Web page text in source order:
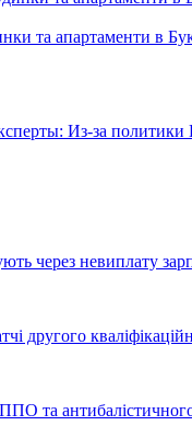
та апартаменти в
Из-за политики
через невиплату
другого
та